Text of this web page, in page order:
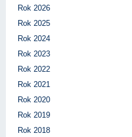
Rok 2026
Rok 2025
Rok 2024
Rok 2023
Rok 2022
Rok 2021
Rok 2020
Rok 2019
Rok 2018